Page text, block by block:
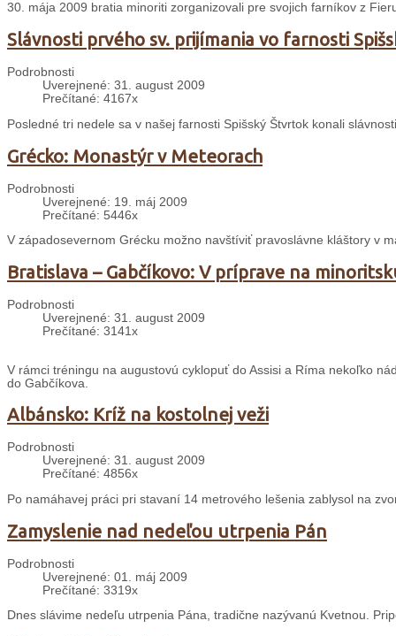
30. mája 2009 bratia minoriti zorganizovali pre svojich farníkov z
Slávnosti prvého sv. prijímania vo farnosti
Podrobnosti
Uverejnené: 31. august 2009
Prečítané: 4167x
Posledné tri nedele sa v našej farnosti Spišský Štvrtok konali
Grécko: Monastýr v Meteorach
Podrobnosti
Uverejnené: 19. máj 2009
Prečítané: 5446x
V západosevernom Grécku možno navštíviť pravoslávne kláštory v
Bratislava – Gabčíkovo: V príprave na
Podrobnosti
Uverejnené: 31. august 2009
Prečítané: 3141x
V rámci tréningu na augustovú cyklopuť do Assisi a Ríma nekoľko
do Gabčíkova.
Albánsko: Kríž na kostolnej veži
Podrobnosti
Uverejnené: 31. august 2009
Prečítané: 4856x
Po namáhavej práci pri stavaní 14 metrového lešenia zablysol na
Zamyslenie nad nedeľou utrpenia Pán
Podrobnosti
Uverejnené: 01. máj 2009
Prečítané: 3319x
Dnes slávime nedeľu utrpenia Pána, tradične nazývanú Kvetnou.